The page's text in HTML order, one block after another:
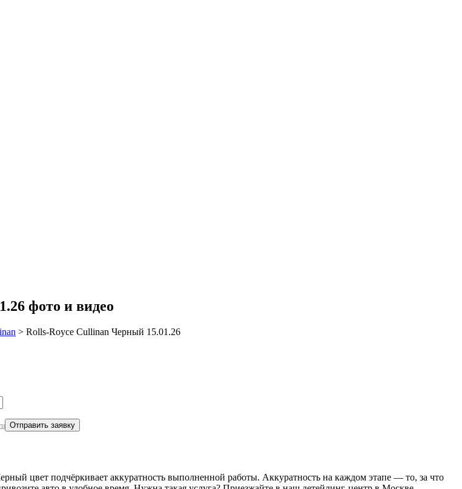
фото и видео
> Rolls-Royce Cullinan Черный 15.01.26
цвет подчёркивает аккуратность выполненной работы. Аккуратность на каждом этапе — то, за что